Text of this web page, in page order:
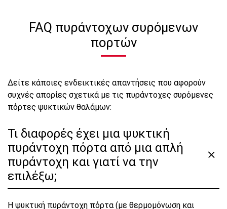
FAQ πυράντοχων συρόμενων
πορτών
Δείτε κάποιες ενδεικτικές απαντήσεις που αφορούν
συχνές απορίες σχετικά με τις πυράντοχες συρόμενες
πόρτες ψυκτικών θαλάμων:
Τι διαφορές έχει μια ψυκτική
πυράντοχη πόρτα από μια απλή
πυράντοχη και γιατί να την
επιλέξω;
Η ψυκτική πυράντοχη πόρτα (με θερμομόνωση και